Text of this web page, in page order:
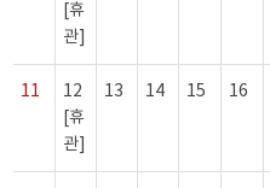
[휴
관]
11
12
[휴
관]
13 14 15 16